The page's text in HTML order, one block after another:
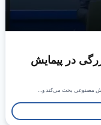
در پیمایش
مصنوعی بحث می‌کند و…